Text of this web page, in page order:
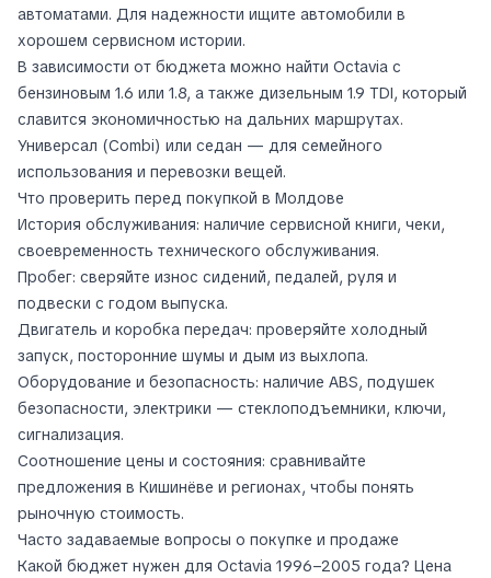
автоматами. Для надежности ищите автомобили в
хорошем сервисном истории.
В зависимости от бюджета можно найти Octavia с
бензиновым 1.6 или 1.8, а также дизельным 1.9 TDI, который
славится экономичностью на дальних маршрутах.
Универсал (Combi) или седан — для семейного
использования и перевозки вещей.
Что проверить перед покупкой в Молдове
История обслуживания: наличие сервисной книги, чеки,
своевременность технического обслуживания.
Пробег: сверяйте износ сидений, педалей, руля и
подвески с годом выпуска.
Двигатель и коробка передач: проверяйте холодный
запуск, посторонние шумы и дым из выхлопа.
Оборудование и безопасность: наличие ABS, подушек
безопасности, электрики — стеклоподъемники, ключи,
сигнализация.
Соотношение цены и состояния: сравнивайте
предложения в Кишинёве и регионах, чтобы понять
рыночную стоимость.
Часто задаваемые вопросы о покупке и продаже
Какой бюджет нужен для Octavia 1996–2005 года? Цена